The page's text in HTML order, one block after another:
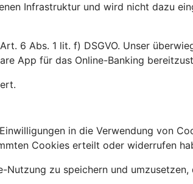
Infrastruktur und wird nicht dazu
6 Abs. 1 lit. f) DSGVO. Unser
App für das Online-Banking
in die Verwendung von
Cookies erteilt oder widerrufen
zu speichern und